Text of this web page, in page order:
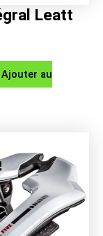
Leatt
Ajouter au